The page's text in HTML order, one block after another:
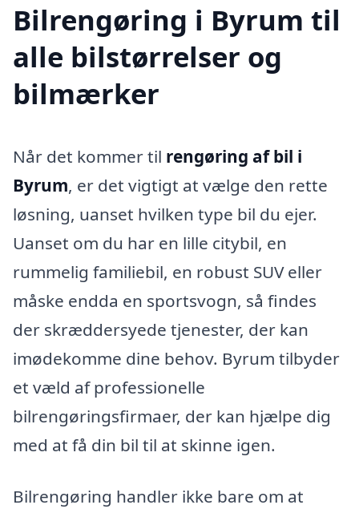
Bilrengøring i Byrum til
alle bilstørrelser og
bilmærker
Når det kommer til rengøring af bil i
Byrum, er det vigtigt at vælge den rette
løsning, uanset hvilken type bil du ejer.
Uanset om du har en lille citybil, en
rummelig familiebil, en robust SUV eller
måske endda en sportsvogn, så findes
der skræddersyede tjenester, der kan
imødekomme dine behov. Byrum tilbyder
et væld af professionelle
bilrengøringsfirmaer, der kan hjælpe dig
med at få din bil til at skinne igen.
Bilrengøring handler ikke bare om at